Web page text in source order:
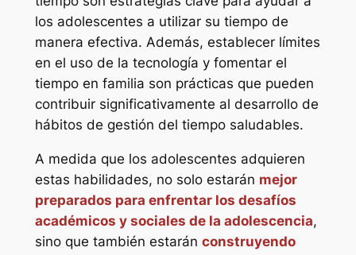
los adolescentes a utilizar su tiempo de
manera efectiva. Además, establecer límites
en el uso de la tecnología y fomentar el
tiempo en familia son prácticas que pueden
contribuir significativamente al desarrollo de
hábitos de gestión del tiempo saludables.
A medida que los adolescentes adquieren
estas habilidades, no solo estarán mejor
preparados para enfrentar los desafíos
académicos y sociales de la adolescencia,
sino que también estarán construyendo